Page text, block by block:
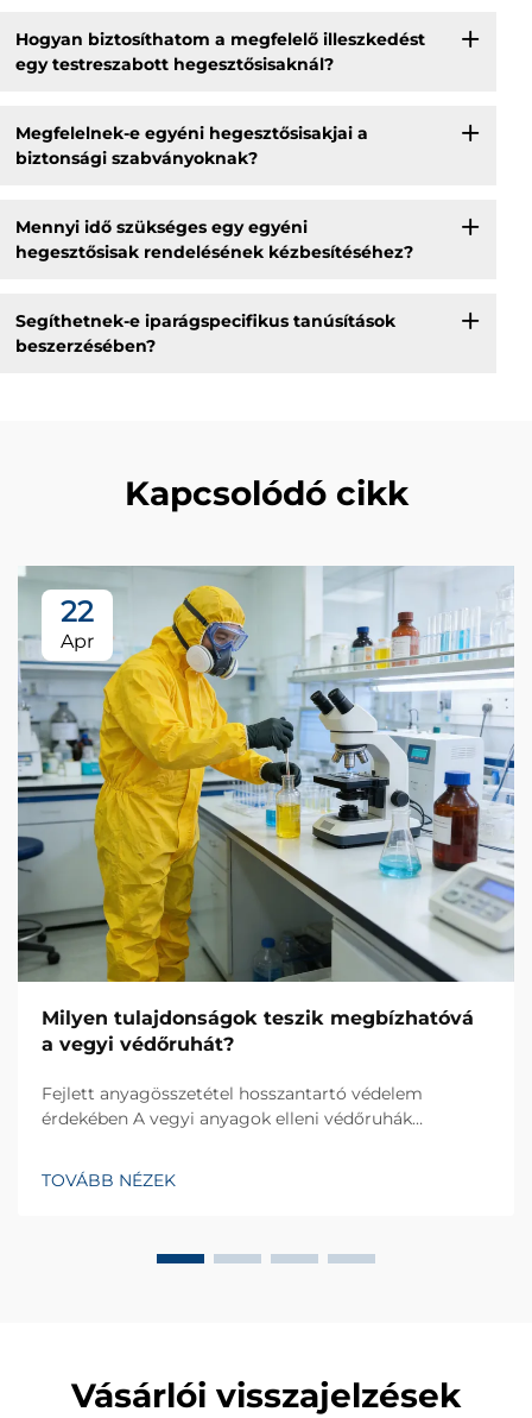
Hogyan biztosíthatom a megfelelő illeszkedést
egy testreszabott hegesztősisaknál?
Megfelelnek-e egyéni hegesztősisakjai a
biztonsági szabványoknak?
Mennyi idő szükséges egy egyéni
hegesztősisak rendelésének kézbesítéséhez?
Segíthetnek-e iparágspecifikus tanúsítások
beszerzésében?
Kapcsolódó cikk
22
Apr
Milyen tulajdonságok teszik megbízhatóvá
a vegyi védőruhát?
Fejlett anyagösszetétel hosszantartó védelem
érdekében A vegyi anyagok elleni védőruhák
szakadással és lebomlással szemben ellenálló
TOVÁBB NÉZEK
Vásárlói visszajelzések